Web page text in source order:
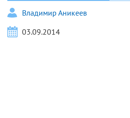
Владимир Аникеев
03.09.2014